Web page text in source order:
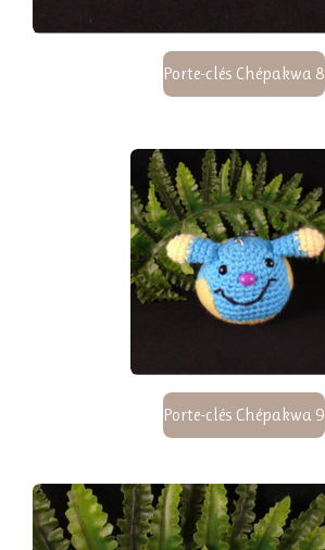
Porte-clés Chépakwa 8
Porte-clés Chépakwa 9